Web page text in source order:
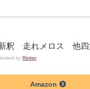
釈 走れメロス 他四
by Rinker
Amazon